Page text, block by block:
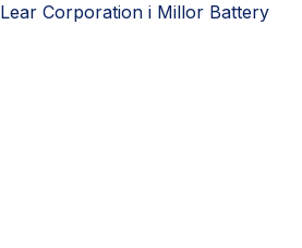
Lear Corporation i Millor Battery